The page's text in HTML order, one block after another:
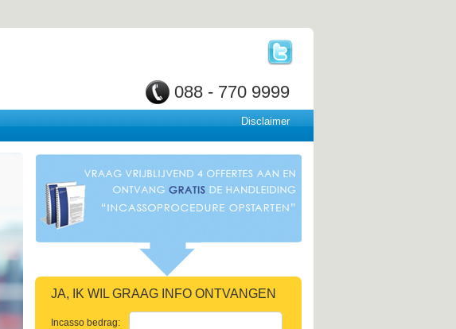
088 - 770 9999
Disclaimer
JA, IK WIL GRAAG INFO ONTVANGEN
Incasso bedrag: